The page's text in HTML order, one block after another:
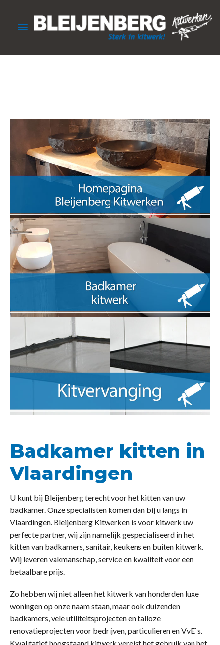
Badkamer kitten in
Vlaardingen
U kunt bij Bleijenberg terecht voor het kitten van uw
badkamer. Onze specialisten komen dan bij u langs in
Vlaardingen. Bleijenberg Kitwerken is voor kitwerk uw
perfecte partner, wij zijn namelijk gespecialiseerd in het
kitten van badkamers, sanitair, keukens en buiten kitwerk.
Wij leveren vakmanschap, service en kwaliteit voor een
betaalbare prijs.
Zo hebben wij niet alleen het kitwerk van honderden luxe
woningen op onze naam staan, maar ook duizenden
badkamers, vele utiliteitsprojecten en talloze
renovatieprojecten voor bedrijven, particulieren en VvE`s.
Kwalitatief hoogstaand kitwerk vereist het gebruik van het